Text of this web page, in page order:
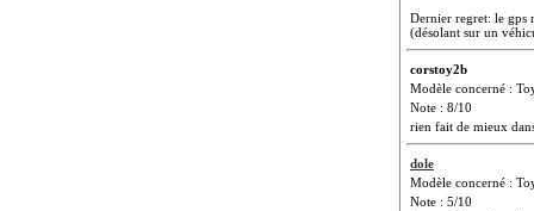
Dernier regret: le gps
(désolant sur un
corstoy2b
Modèle concerné :
Note : 8/10
rien fait de mieux
dole
Modèle concerné :
Note : 5/10